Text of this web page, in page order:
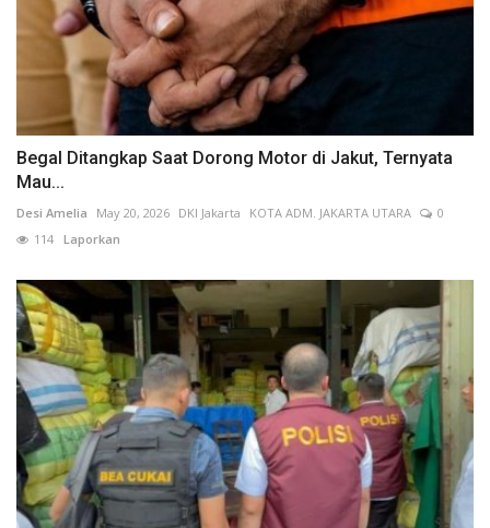
Begal Ditangkap Saat Dorong Motor di Jakut, Ternyata
Mau...
Desi Amelia May 20, 2026 DKI Jakarta KOTA ADM. JAKARTA UTARA
0
114 Laporkan